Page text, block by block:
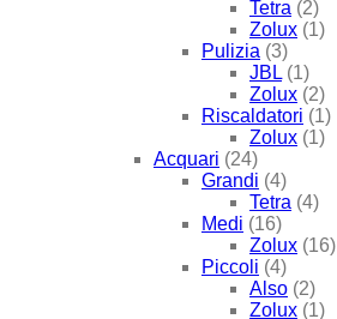
Tetra (2)
Zolux (1)
Pulizia (3)
JBL (1)
Zolux (2)
Riscaldatori (1)
Zolux (1)
Acquari (24)
Grandi (4)
Tetra (4)
Medi (16)
Zolux (16)
Piccoli (4)
Also (2)
Zolux (1)